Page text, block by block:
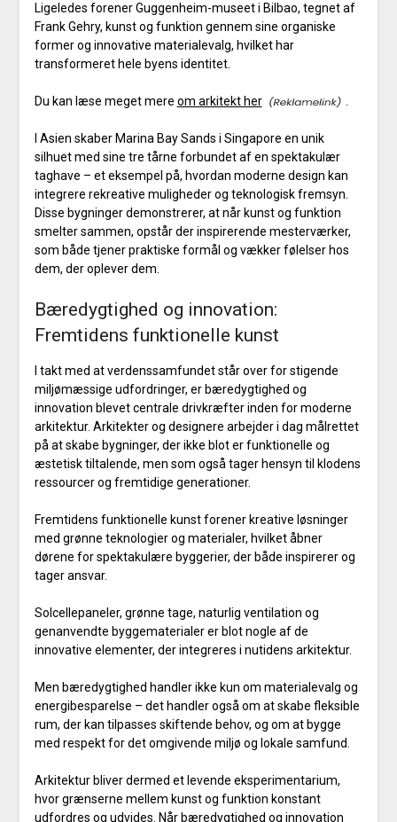
Ligeledes forener Guggenheim-museet i Bilbao, tegnet af
Frank Gehry, kunst og funktion gennem sine organiske
former og innovative materialevalg, hvilket har
transformeret hele byens identitet.
Du kan læse meget mere om arkitekt her
I Asien skaber Marina Bay Sands i Singapore en unik
silhuet med sine tre tårne forbundet af en spektakulær
taghave – et eksempel på, hvordan moderne design kan
integrere rekreative muligheder og teknologisk fremsyn.
Disse bygninger demonstrerer, at når kunst og funktion
smelter sammen, opstår der inspirerende mesterværker,
som både tjener praktiske formål og vækker følelser hos
dem, der oplever dem.
Bæredygtighed og innovation:
Fremtidens funktionelle kunst
I takt med at verdenssamfundet står over for stigende
miljømæssige udfordringer, er bæredygtighed og
innovation blevet centrale drivkræfter inden for moderne
arkitektur. Arkitekter og designere arbejder i dag målrettet
på at skabe bygninger, der ikke blot er funktionelle og
æstetisk tiltalende, men som også tager hensyn til klodens
ressourcer og fremtidige generationer.
Fremtidens funktionelle kunst forener kreative løsninger
med grønne teknologier og materialer, hvilket åbner
dørene for spektakulære byggerier, der både inspirerer og
tager ansvar.
Solcellepaneler, grønne tage, naturlig ventilation og
genanvendte byggematerialer er blot nogle af de
innovative elementer, der integreres i nutidens arkitektur.
Men bæredygtighed handler ikke kun om materialevalg og
energibesparelse – det handler også om at skabe fleksible
rum, der kan tilpasses skiftende behov, og om at bygge
med respekt for det omgivende miljø og lokale samfund.
Arkitektur bliver dermed et levende eksperimentarium,
hvor grænserne mellem kunst og funktion konstant
udfordres og udvides. Når bæredygtighed og innovation